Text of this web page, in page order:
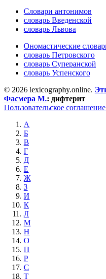
Словари антонимов
словарь Введенской
словарь Львова
Ономастические
словарь Петровского
словарь Суперанской
словарь Успенского
© 2026 lexicography.online.
Фасмера М.: дифтерит
Пользовательское соглашение
А
Б
В
Г
Д
Е
Ж
З
И
К
Л
М
Н
О
П
Р
С
Т